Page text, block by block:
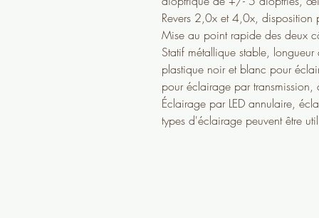
Revers 2,0x et 4,0x, disposition
Mise au point rapide des deux
Statif métallique stable,
plastique noir et blanc pour
pour éclairage par
Éclairage par LED annulaire,
types d'éclairage peuvent être